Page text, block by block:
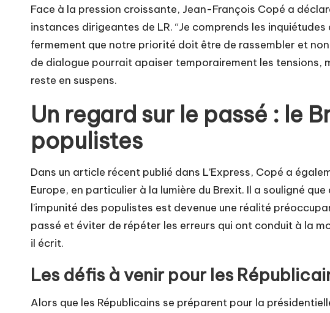
Face à la pression croissante, Jean-François Copé a
instances dirigeantes de LR. “Je comprends les
fermement que notre priorité doit être de rassembler et
de dialogue pourrait apaiser temporairement les tensions,
reste en suspens.
Un regard sur le passé : le
populistes
Dans un article récent publié dans L’Express, Copé a
Europe, en particulier à la lumière du Brexit. Il a souligné
l’impunité des populistes est devenue une réalité
passé et éviter de répéter les erreurs qui ont conduit à la
il écrit.
Les défis à venir pour les
Alors que les Républicains se préparent pour la